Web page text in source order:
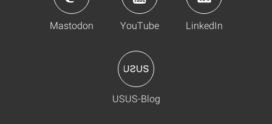
Mastodon YouTube LinkedIn
USUS-Blog